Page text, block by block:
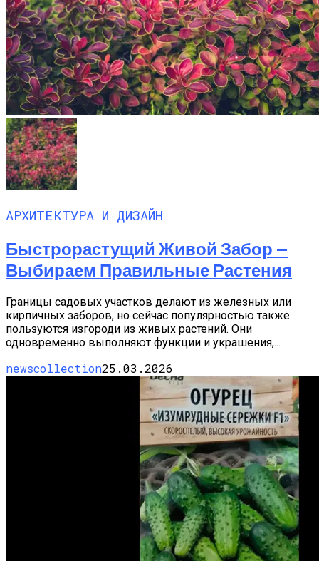
АРХИТЕКТУРА И ДИЗАЙН
Быстрорастущий Живой Забор —
Выбираем Правильные Растения
Границы садовых участков делают из железных или
кирпичных заборов, но сейчас популярностью также
пользуются изгороди из живых растений. Они
одновременно выполняют функции и украшения,...
newscollection25.03.2026